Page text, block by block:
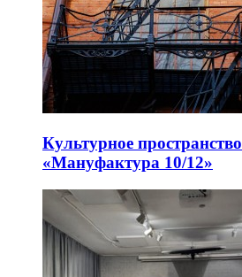
Культурное пространство
«Мануфактура 10/12»